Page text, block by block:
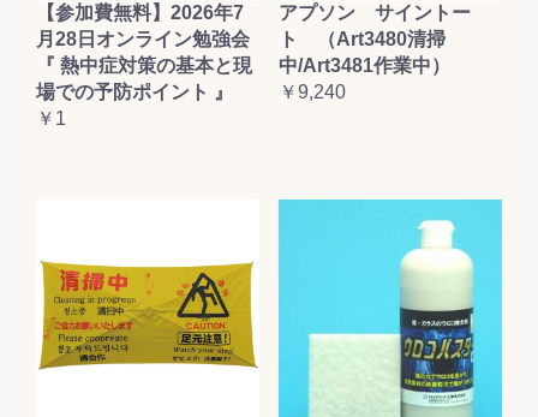
【参加費無料】2026年7
月28日オンライン勉強会
『 熱中症対策の基本と現
場での予防ポイント 』
￥1
アプソン サイントー
ト （Art3480清掃
中/Art3481作業中）
￥9,240